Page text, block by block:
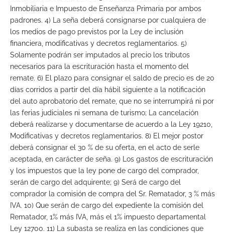
Inmobiliaria e Impuesto de Enseñanza Primaria por ambos
padrones. 4) La seña deberá consignarse por cualquiera de
los medios de pago previstos por la Ley de inclusión
financiera, modificativas y decretos reglamentarios. 5)
Solamente podrán ser imputados al precio los tributos
necesarios para la escrituración hasta el momento del
remate. 6) El plazo para consignar el saldo de precio es de 20
días corridos a partir del día hábil siguiente a la notificación
del auto aprobatorio del remate, que no se interrumpirá ni por
las ferias judiciales ni semana de turismo; La cancelación
deberá realizarse y documentarse de acuerdo a la Ley 19210,
Modificativas y decretos reglamentarios. 8) El mejor postor
deberá consignar el 30 % de su oferta, en el acto de serle
aceptada, en carácter de seña. 9) Los gastos de escrituración
y los impuestos que la ley pone de cargo del comprador,
serán de cargo del adquirente; 9) Será de cargo del
comprador la comisión de compra del Sr. Rematador, 3 % más
IVA. 10) Que serán de cargo del expediente la comisión del
Rematador, 1% más IVA, más el 1% impuesto departamental
Ley 12700. 11) La subasta se realiza en las condiciones que